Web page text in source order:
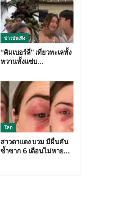
ข่าวบันเทิง
“คิมเบอร์ลี่” เที่ยวทะเลทั้ง
หวานทั้งแซ่บ…
โลก
สาวตาแดง บวม มีผื่นคัน
ซ้ำซาก 6 เดือนไม่หาย…